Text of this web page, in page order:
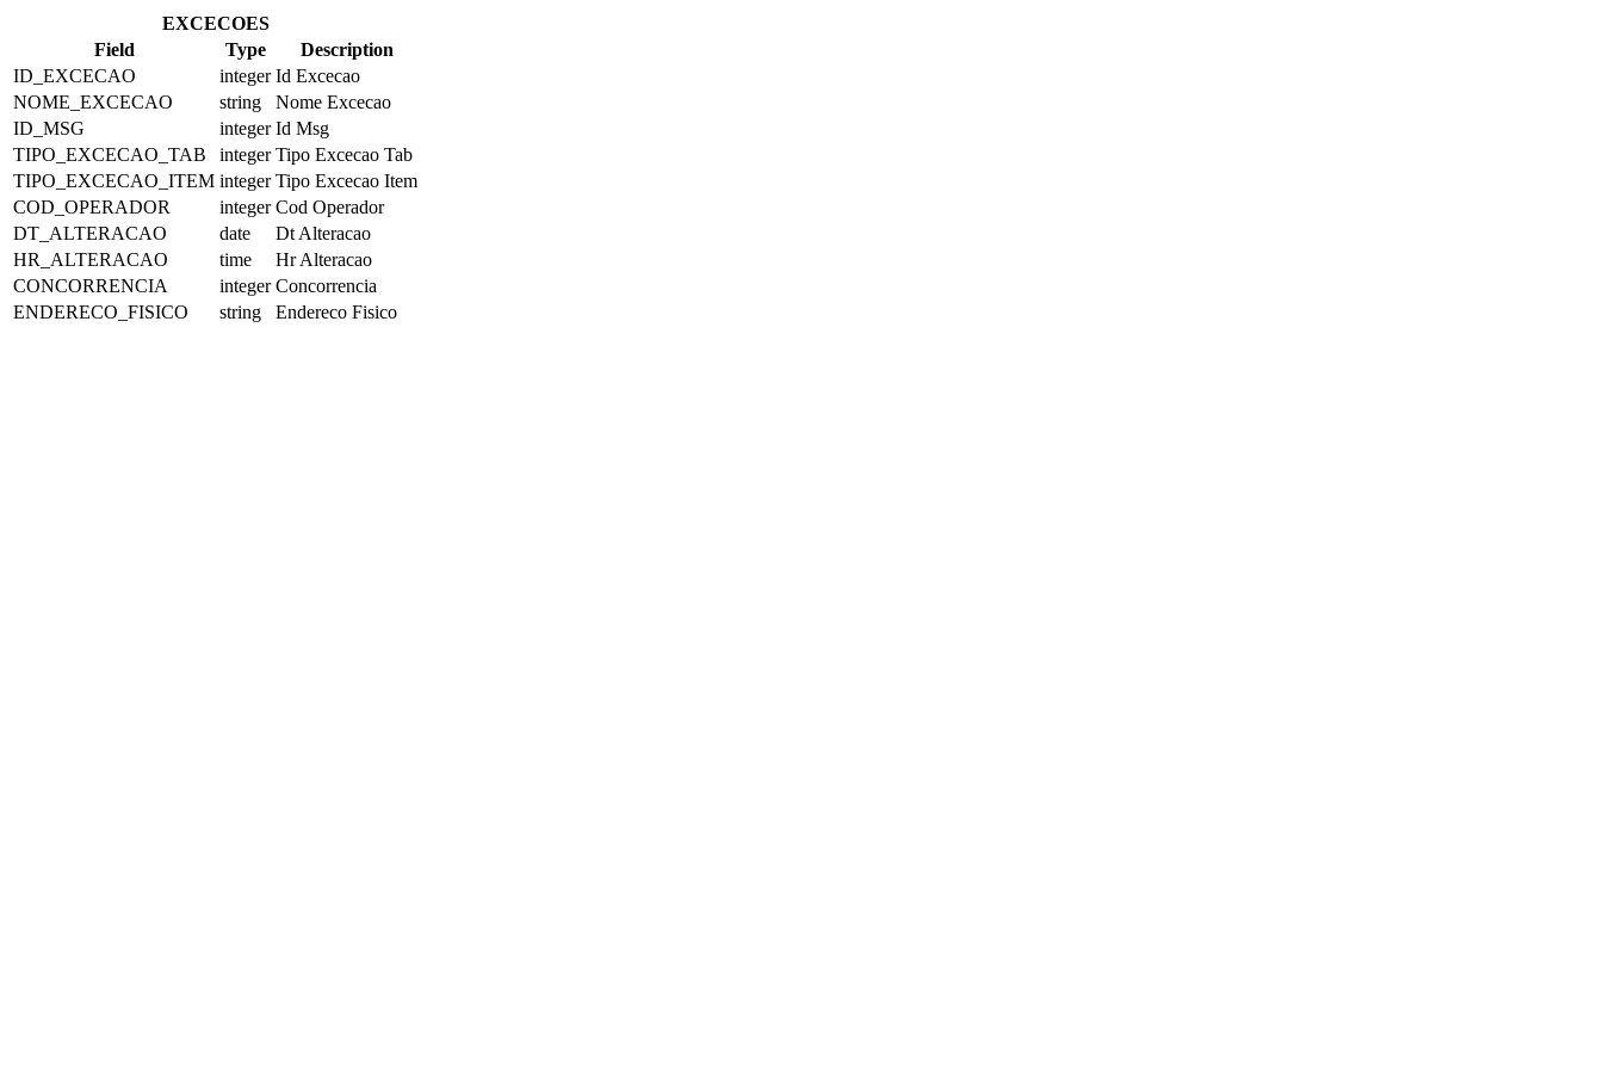
EXCECOES
Field
Type
Description
ID_EXCECAO
integer Id Excecao
NOME_EXCECAO
string
Nome Excecao
ID_MSG
integer Id Msg
TIPO_EXCECAO_TAB
integer Tipo Excecao Tab
TIPO_EXCECAO_ITEM integer Tipo Excecao Item
COD_OPERADOR
integer Cod Operador
DT_ALTERACAO
date
Dt Alteracao
HR_ALTERACAO
time
Hr Alteracao
CONCORRENCIA
integer Concorrencia
ENDERECO_FISICO
string Endereco Fisico